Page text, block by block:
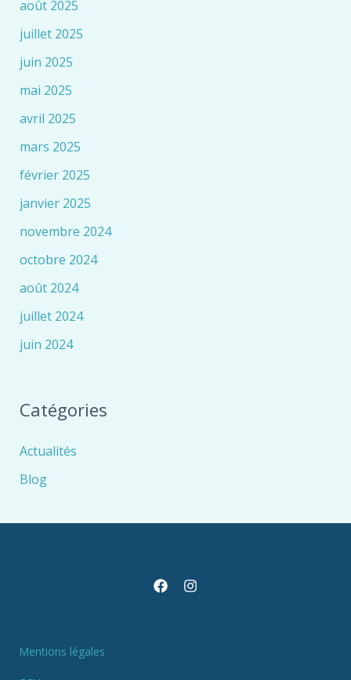
août 2025
juillet 2025
juin 2025
mai 2025
avril 2025
mars 2025
février 2025
janvier 2025
novembre 2024
octobre 2024
août 2024
juillet 2024
juin 2024
Catégories
Actualités
Blog
Mentions légales